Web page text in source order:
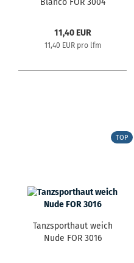
Blanco FOR 3004
11,40 EUR
11,40 EUR pro lfm
TOP
Tanzsporthaut weich
Nude FOR 3016